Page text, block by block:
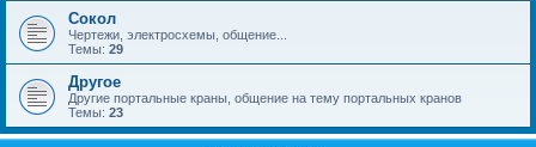
Сокол
Чертежи, электросхемы, общение...
Темы: 29
Другое
Другие портальные краны, общение на тему портальных кранов
Темы: 23